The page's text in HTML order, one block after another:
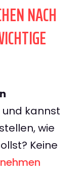
NACH
und kannst
wie
Keine